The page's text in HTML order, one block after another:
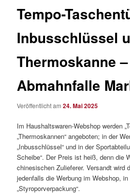
Tempo-
Inbusschlüssel
Thermoskanne –
Abmahnfalle
Veröffentlicht am24. Mai 2025
Im Haushaltswaren-Webshop werden
„Thermoskannen“ angeboten; in der
„Inbusschlüssel“ und in der
Scheibe“. Der Preis ist heiß, denn die
chinesischen Zulieferer. Versandt wird
jedenfalls die Werbung im Webshop,
„Styroporverpackung“.